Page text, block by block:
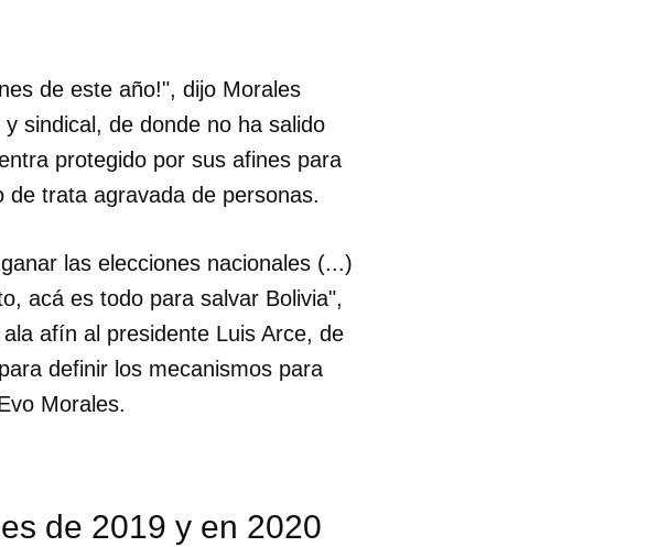
de este año!", dijo Morales
sindical, de donde no ha salido
protegido por sus afines para
trata agravada de personas.
las elecciones nacionales (...)
acá es todo para salvar Bolivia",
afín al presidente Luis Arce, de
definir los mecanismos para
Morales.
de 2019 y en 2020